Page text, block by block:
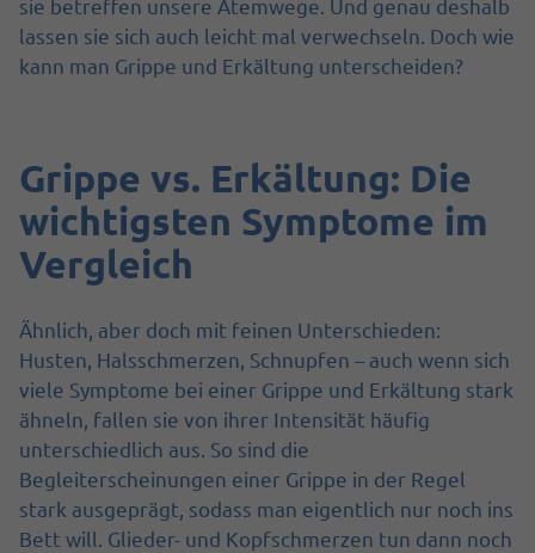
sie betreffen unsere Atemwege. Und genau deshalb
lassen sie sich auch leicht mal verwechseln. Doch wie
kann man Grippe und Erkältung unterscheiden?
Grippe vs. Erkältung: Die
wichtigsten Symptome im
Vergleich
Ähnlich, aber doch mit feinen Unterschieden:
Husten, Halsschmerzen, Schnupfen – auch wenn sich
viele Symptome bei einer Grippe und Erkältung stark
ähneln, fallen sie von ihrer Intensität häufig
unterschiedlich aus. So sind die
Begleiterscheinungen einer Grippe in der Regel
stark ausgeprägt, sodass man eigentlich nur noch ins
Bett will. Glieder- und Kopfschmerzen tun dann noch